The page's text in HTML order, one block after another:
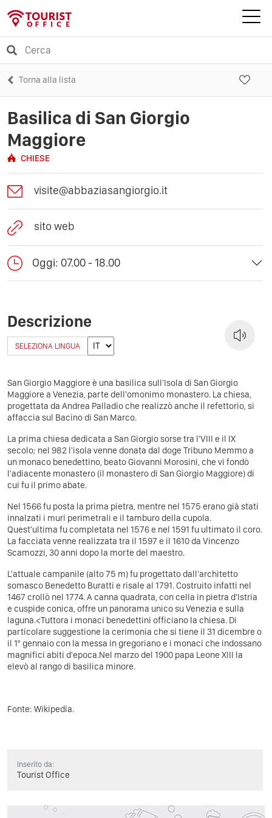
Torna alla lista
Basilica di San Giorgio
Maggiore
CHIESE
visite@abbaziasangiorgio.it
sito web
Oggi: 07.00 - 18.00
Descrizione
SELEZIONA LINGUA
San Giorgio Maggiore è una basilica sull'Isola di San Giorgio
Maggiore a Venezia, parte dell'omonimo monastero. La chiesa,
progettata da Andrea Palladio che realizzò anche il refettorio, si
affaccia sul Bacino di San Marco.
La prima chiesa dedicata a San Giorgio sorse tra l'VIII e il IX
secolo; nel 982 l'isola venne donata dal doge Tribuno Memmo a
un monaco benedettino, beato Giovanni Morosini, che vi fondò
l'adiacente monastero (il monastero di San Giorgio Maggiore) di
cui fu il primo abate.
Nel 1566 fu posta la prima pietra, mentre nel 1575 erano già stati
innalzati i muri perimetrali e il tamburo della cupola.
Quest'ultima fu completata nel 1576 e nel 1591 fu ultimato il coro.
La facciata venne realizzata tra il 1597 e il 1610 da Vincenzo
Scamozzi, 30 anni dopo la morte del maestro.
L'attuale campanile (alto 75 m) fu progettato dall'architetto
somasco Benedetto Buratti e risale al 1791. Costruito infatti nel
1467 crollò nel 1774. A canna quadrata, con cella in pietra d'Istria
e cuspide conica, offre un panorama unico su Venezia e sulla
laguna.<Tuttora i monaci benedettini officiano la chiesa. Di
particolare suggestione la cerimonia che si tiene il 31 dicembre o
il 1º gennaio con la messa in gregoriano e i monaci che indossano
magnifici abiti d'epoca.Nel marzo del 1900 papa Leone XIII la
elevò al rango di basilica minore.
Fonte: Wikipedia.
Inserito da:
Tourist Office